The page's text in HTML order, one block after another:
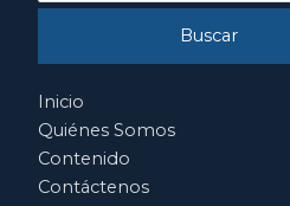
Inicio
Quiénes Somos
Contenido
Contáctenos